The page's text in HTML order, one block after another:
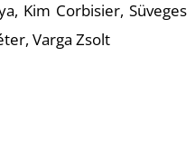
Kim Corbisier, Süveges
Varga Zsolt